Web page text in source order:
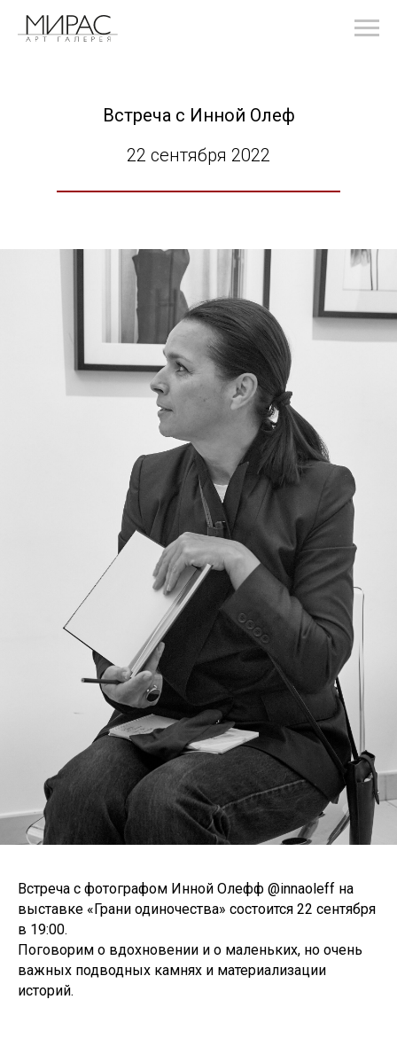
Встреча с Инной Олеф
22 сентября 2022
Встреча с фотографом Инной Олефф @innaoleff на
выставке «Грани одиночества» состоится 22 сентября
в 19:00.
Поговорим о вдохновении и о маленьких, но очень
важных подводных камнях и материализации
историй.